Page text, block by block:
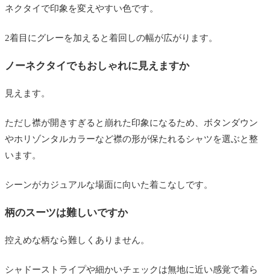
ネクタイで印象を変えやすい色です。
2着目にグレーを加えると着回しの幅が広がります。
ノーネクタイでもおしゃれに見えますか
見えます。
ただし襟が開きすぎると崩れた印象になるため、ボタンダウン
やホリゾンタルカラーなど襟の形が保たれるシャツを選ぶと整
います。
シーンがカジュアルな場面に向いた着こなしです。
柄のスーツは難しいですか
控えめな柄なら難しくありません。
シャドーストライプや細かいチェックは無地に近い感覚で着ら